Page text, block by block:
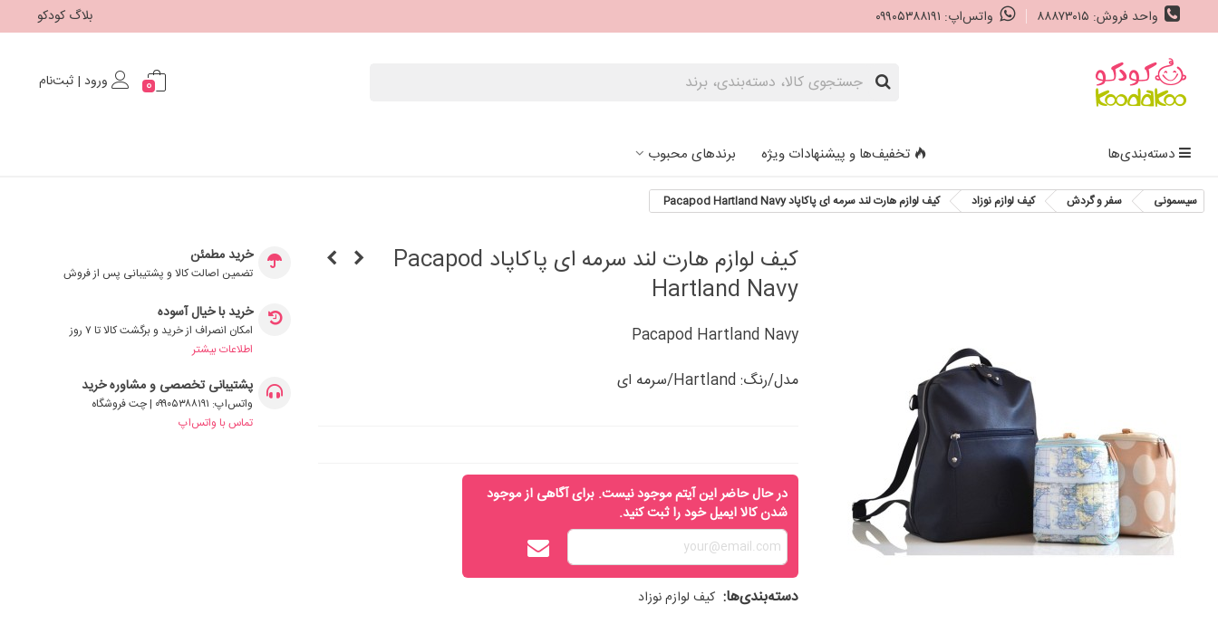
واحد فروش: ۸۸۸۷۳۰۱۵ واتس‌اپ: ۰۹۹۰۵۳۸۸۱۹۱ بلاگ کودکو
0 ورود | ثبت‌نام
دسته‌بندی‌ها تخفیف‌ها و پیشنهادات ویژه برندهای محبوب
سیسمونی سفر و گردش کیف لوازم نوزاد کیف لوازم هارت لند سرمه ای پاکاپاد Pacapod Hartland Navy
کیف لوازم هارت لند سرمه ای پاکاپاد Pacapod
Hartland Navy
Pacapod Hartland Navy
مدل/رنگ: Hartland/سرمه ای
در حال حاضر این آیتم موجود نیست. برای آگاهی از موجود
شدن کالا ایمیل خود را ثبت کنید.
دسته‌بندی‌ها: کیف لوازم نوزاد
خرید مطمئن
تضمین اصالت کالا و پشتیبانی پس از فروش
خرید با خیال آسوده
امکان انصراف از خرید و برگشت کالا تا ۷ روز
اطلاعات بیشتر
پشتیبانی تخصصی و مشاوره خرید
واتس‌اپ: ۰۹۹۰۵۳۸۸۱۹۱ | چت فروشگاه
تماس با واتس‌اپ